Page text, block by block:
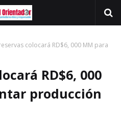
colocará RD$6, 000 MM para
RD$6, 000
producción